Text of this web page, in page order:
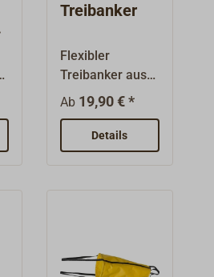
Treibanker
Flexibler
Treibanker aus
PVC-Gewebe,
orange. Mit
Hahnepot aus
Gurtband.Geeign
Ab 19,90 € *
Details